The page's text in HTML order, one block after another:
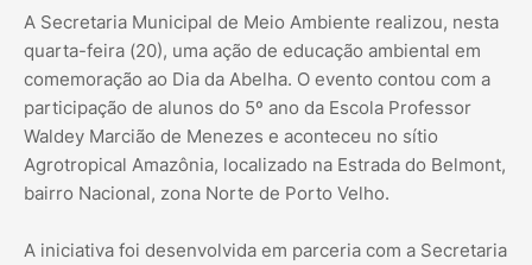
A Secretaria Municipal de Meio Ambiente realizou, nesta
quarta-feira (20), uma ação de educação ambiental em
comemoração ao Dia da Abelha. O evento contou com a
participação de alunos do 5º ano da Escola Professor
Waldey Marcião de Menezes e aconteceu no sítio
Agrotropical Amazônia, localizado na Estrada do Belmont,
bairro Nacional, zona Norte de Porto Velho.
A iniciativa foi desenvolvida em parceria com a Secretaria